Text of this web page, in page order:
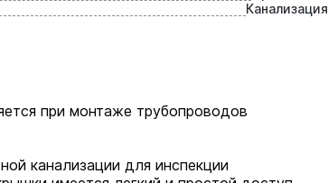
Канализация
при монтаже трубопроводов
канализации для инспекции